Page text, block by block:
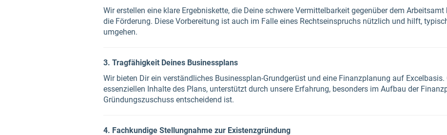
Wir erstellen eine klare Ergebniskette, die Deine schwere Vermittelbarkeit gegenüber dem
die Förderung. Diese Vorbereitung ist auch im Falle eines Rechtseinspruchs nützlich und hilft,
umgehen.
3. Tragfähigkeit Deines Businessplans
Wir bieten Dir ein verständliches Businessplan-Grundgerüst und eine Finanzplanung auf
essenziellen Inhalte des Plans, unterstützt durch unsere Erfahrung, besonders im Aufbau der
Gründungszuschuss entscheidend ist.
4. Fachkundige Stellungnahme zur Existenzgründung